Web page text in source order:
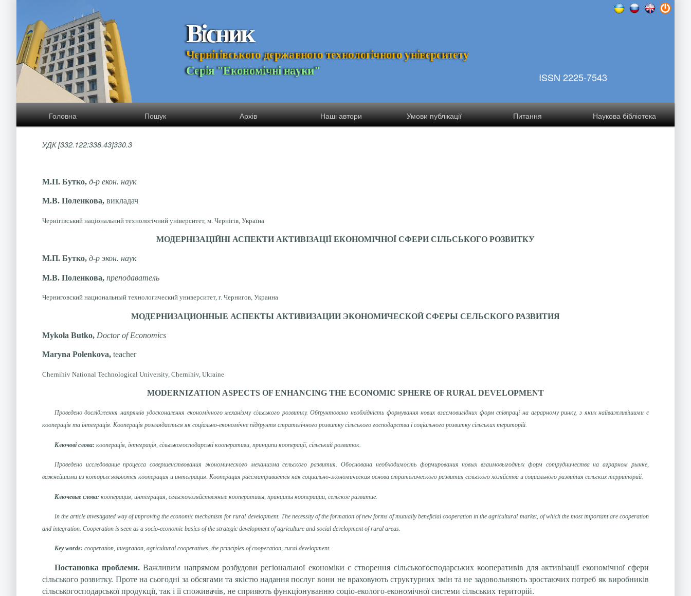
Вісник
Чернігівського державного технологічного університету
Серія "Економічні науки" ISSN 2225-7543
Головна Пошук Архів Наші автори Умови публікації Питання Наукова бібліотека
УДК [332.122:338.43]330.3
М.П. Бутко, д-р екон. наук
М.В. Поленкова, викладач
Чернігівський національний технологічний університет, м. Чернігів, Україна
МОДЕРНІЗАЦІЙНІ АСПЕКТИ АКТИВІЗАЦІЇ ЕКОНОМІЧНОЇ СФЕРИ СІЛЬСЬКОГО РОЗВИТКУ
М.П. Бутко, д-р экон. наук
М.В. Поленкова, преподаватель
Черниговский национальный технологический университет, г. Чернигов, Украина
МОДЕРНИЗАЦИОННЫЕ АСПЕКТЫ АКТИВИЗАЦИИ ЭКОНОМИЧЕСКОЙ СФЕРЫ СЕЛЬСКОГО РАЗВИТИЯ
Mykola Butko, Doctor of Economics
Maryna Polenkova, teacher
Chernihiv National Technological University, Chernihiv, Ukraine
MODERNIZATION ASPECTS OF ENHANCING THE ECONOMIC SPHERE OF RURAL DEVELOPMENT
Проведено дослідження напрямів удосконалення економічного механізму сільського розвитку. Обґрунтовано необхідність формування нових взаємовигідних форм співпраці на аграрному ринку, з яких найважливішими є
кооперація та інтеграція. Кооперація розглядається як соціально-економічне підґрунтя стратегічного розвитку сільського господарства і соціального розвитку сільських територій.
Ключові слова: кооперація, інтеграція, сільськогосподарські кооперативи, принципи кооперації, сільський розвиток.
Проведено исследование процесса совершенствования экономического механизма сельского развития. Обоснована необходимость формирования новых взаимовыгодных форм сотрудничества на аграрном рынке,
важнейшими из которых являются кооперация и интеграция. Кооперация рассматривается как социально-экономическая основа стратегического развития сельского хозяйства и социального развития сельских территорий.
Ключевые слова: кооперация, интеграция, сельскохозяйственные кооперативы, принципы кооперации, сельское развитие.
In the article investigated way of improving the economic mechanism for rural development. The necessity of the formation of new forms of mutually beneficial cooperation in the agricultural market, of which the most important are cooperation
and integration. Cooperation is seen as a socio-economic basics of the strategic development of agriculture and social development of rural areas.
Key words: cooperation, integration, agricultural cooperatives, the principles of cooperation, rural development.
Постановка проблеми.Важливим напрямом розбудови регіональної економіки є створення сільськогосподарських кооперативів для активізації економічної сфери
сільського розвитку. Проте на сьогодні за обсягами та якістю надання послуг вони не враховують структурних змін та не задовольняють зростаючих потреб як виробників
сільськогосподарської продукції, так і її споживачів, не сприяють функціонуванню соціо-еколого-економічної системи сільських територій.